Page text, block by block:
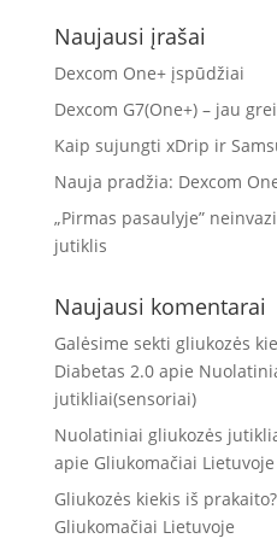
Naujausi įrašai
Dexcom One+ įspūdžiai
Dexcom G7(One+) – jau
Kaip sujungti xDrip ir
Nauja pradžia: Dexcom
„Pirmas pasaulyje”
jutiklis
Naujausi komentarai
Galėsime sekti gliukozės
Diabetas 2.0apie
jutikliai(sensoriai)
Nuolatiniai gliukozės
apie Gliukomačiai Lietuvoje
Gliukozės kiekis iš
Gliukomačiai Lietuvoje